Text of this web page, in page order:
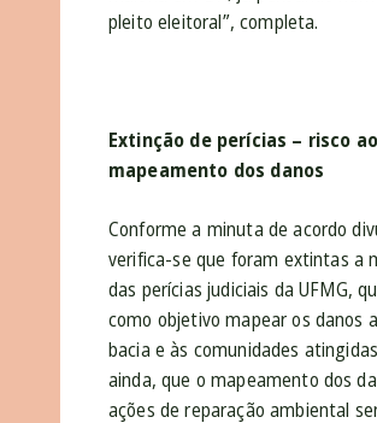
pleito eleitoral”, completa.
Extinção de perícias – risco
mapeamento dos danos
Conforme a minuta de acordo
verifica-se que foram extintas a
das perícias judiciais da UFMG,
como objetivo mapear os danos
bacia e às comunidades
ainda, que o mapeamento dos
ações de reparação ambiental